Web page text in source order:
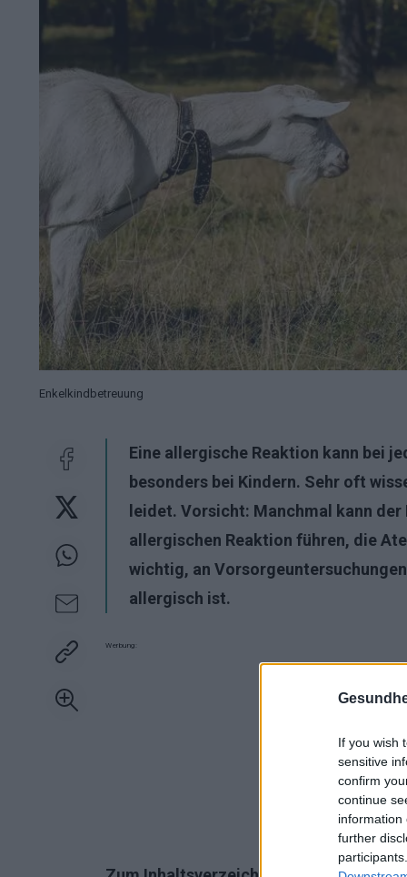
If you wish
sensitive
confirm
continue
information
further
Enkelkindbetreuung
Eine allergische Reaktion kann bei
besonders bei Kindern. Sehr oft
leidet. Vorsicht: Manchmal kann
allergischen Reaktion führen, die
wichtig, an
allergisch ist.
Werbung: